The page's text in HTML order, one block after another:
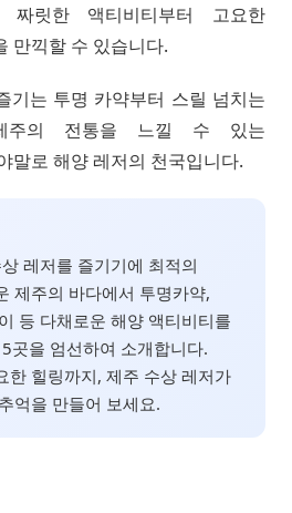
짜릿한 액티비티부터 고요한
만끽할 수 있습니다.
기는 투명 카약부터 스릴 넘치는
주의 전통을 느낄 수 있는
말로 해양 레저의 천국입니다.
레저를 즐기기에 최적의
제주의 바다에서 투명카약,
등 다채로운 해양 액티비티를
곳을 엄선하여 소개합니다.
한 힐링까지, 제주 수상 레저가
억을 만들어 보세요.